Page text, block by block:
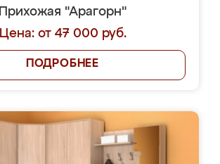
Прихожая "Арагорн"
Цена: от 47 000 руб.
ПОДРОБНЕЕ